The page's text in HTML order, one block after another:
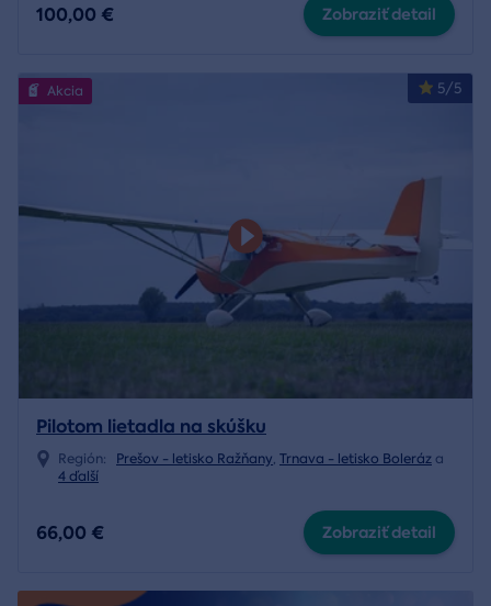
100,00 € Zobraziť detail
5/5
Akcia
Pilotom lietadla na skúšku
Región: Prešov - letisko Ražňany, Trnava - letisko Boleráz a
4 ďalší
66,00 € Zobraziť detail